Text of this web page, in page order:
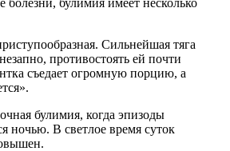
болезни, булимия имеет несколько
Сильнейшая тяга
противостоять ей почти
съедает огромную порцию, а
булимия, когда эпизоды
ночью. В светлое время суток